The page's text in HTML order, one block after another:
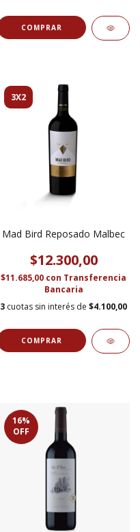
3X2
Mad Bird Reposado Malbec
$12.300,00
$11.685,00 con Transferencia
Bancaria
3 cuotas sin interés de $4.100,00
16%
OFF